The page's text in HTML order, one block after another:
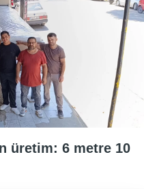
üretim: 6 metre 10